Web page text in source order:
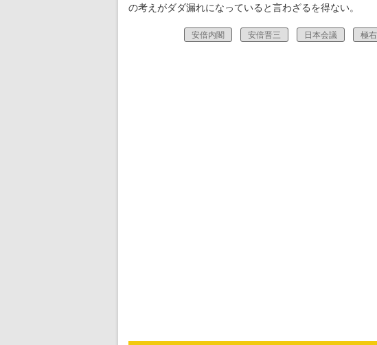
の考えがダダ漏れになっていると言わざるを得ない。
安倍内閣 安倍晋三 日本会議 極右